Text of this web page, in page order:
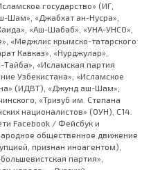
государство» (ИГ,
«Джабхат ан-Нусра»,
«Аш-Шабаб», «УНА-УНСО»,
«Меджлис крымско-татарского
Кавказ», «Нурджулар»,
«Исламская партия
Узбекистана», «Исламское
(ИДВТ), «Джунд аш-Шам»,
«Тризуб им. Степана
националистов» (ОУН), С14.
Facebook / Фейсбук и
общественное движение
признан иноагентом),
партия»,